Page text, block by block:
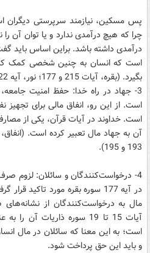
پس مسکین، نیازمند سرپرستی دیگران
چرا که هیچ درآمدی ندارد و یا توان آن
درآمدی داشته باشد. براین اساس باید
است که انسان به چنین شخصی کمک
بگیرد. (بقره، آیات 21‍5 و 177؛ نور، آیه 22؛ نساء، آیه 8؛ روم، آیه 38)
3- جهاد در راه خدا: حفظ امنیت
است. از این رو، انفاق مالی برای
است. خداوند در آیات قرآن، یکی از
193 و 195).
4- درخواست‌کنندگان و سائلان: لزوم
در آیه 177 سوره بقره مورد
مال به درخواست‌کنندگان از
آیات 15 تا 19 سوره ذاریات
است؛ به این معنا که سائلان در مال
و باید این حق پرداخت شود.